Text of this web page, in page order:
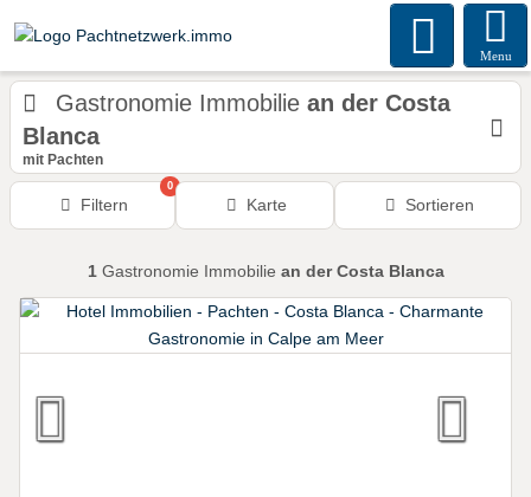
Menu
Gastronomie Immobilie an der Costa
Blanca
mit Pachten
Filtern
0
Karte Sortieren
1Gastronomie Immobilie an der Costa Blanca